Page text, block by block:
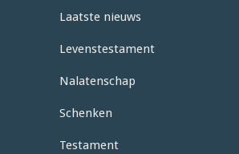
Laatste nieuws
Levenstestament
Nalatenschap
Schenken
Testament